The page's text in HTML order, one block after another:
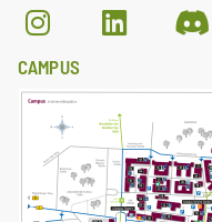
CAMPUS